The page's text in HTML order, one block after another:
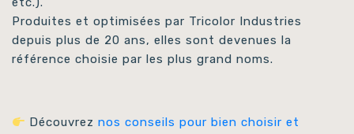
Produites et optimisées par Tricolor Industries
depuis plus de 20 ans, elles sont devenues la
référence choisie par les plus grand noms.
Découvreznos conseils pour bien choisir et